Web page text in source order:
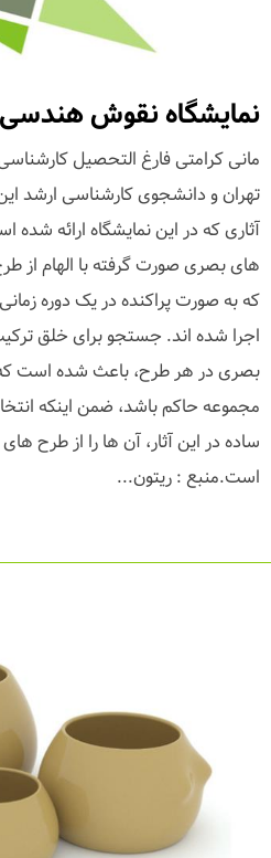
نمایشگاه نقوش هندسی
مانی کرامتی فارغ التحصیل
تهران و دانشجوی کارشناسی ارشد
آثاری که در این نمایشگاه ارائه
های بصری صورت گرفته با الهام از
که به صورت پراکنده در یک دوره
اجرا شده اند. جستجو برای خلق
بصری در هر طرح، باعث شده است
مجموعه حاکم باشد، ضمن اینکه
ساده در این آثار، آن ها را از طرح
است.منبع : ریتون...